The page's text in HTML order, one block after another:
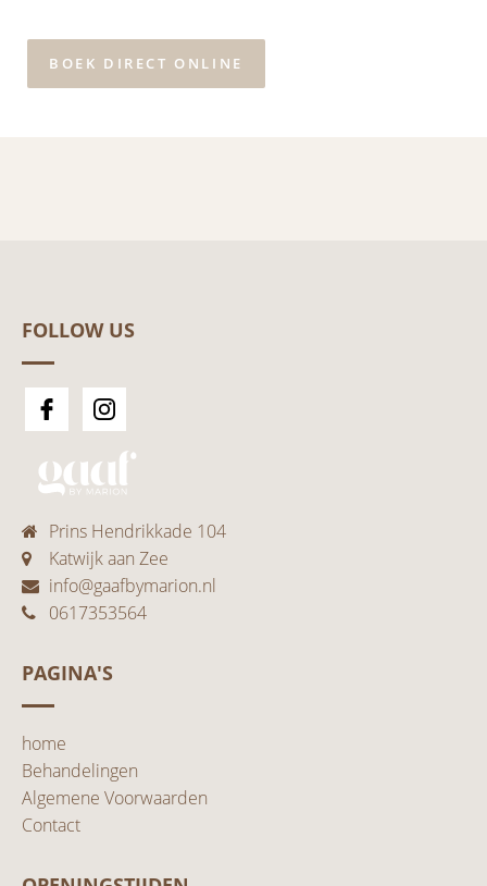
BOEK DIRECT ONLINE
FOLLOW US
Prins Hendrikkade 104
Katwijk aan Zee
info@gaafbymarion.nl
0617353564
PAGINA'S
home
Behandelingen
Algemene Voorwaarden
Contact